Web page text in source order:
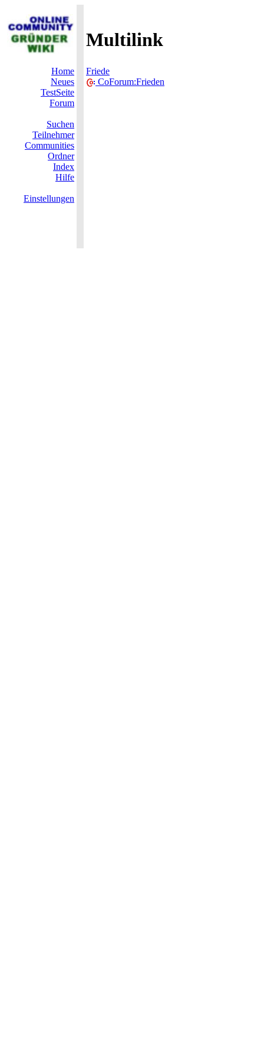
Multilink
Home
Neues
TestSeite
Forum
Suchen
Teilnehmer
Communities
Ordner
Index
Hilfe
Einstellungen
Friede
CoForum:Frieden